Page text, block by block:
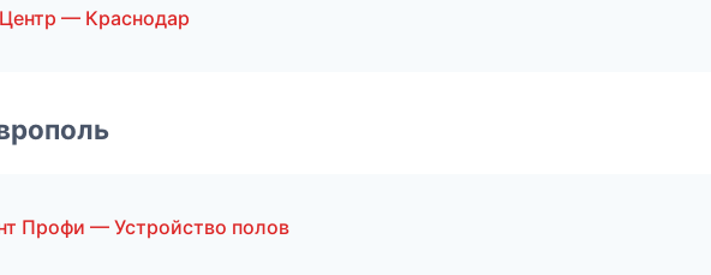
— Краснодар
Профи — Устройство полов